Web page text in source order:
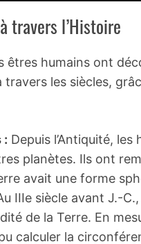
travers l’Histoire
humains ont
les siècles,
: Depuis l’Antiquité,
planètes. Ils ont
avait une forme
IIIe siècle avant J.-
de la Terre. En
calculer la